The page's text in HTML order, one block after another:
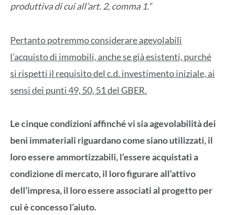
produttiva di cui all’art. 2, comma 1.”
Pertanto potremmo considerare agevolabili
l’acquisto di immobili, anche se già esistenti, purché
si rispetti il requisito del c.d. investimento iniziale, ai
sensi dei punti 49, 50, 51 del GBER.
Le cinque condizioni affinché vi sia agevolabilità dei
beni immateriali riguardano come siano utilizzati, il
loro essere ammortizzabili, l’essere acquistati a
condizione di mercato, il loro figurare all’attivo
dell’impresa, il loro essere associati al progetto per
cui è concesso l’aiuto.